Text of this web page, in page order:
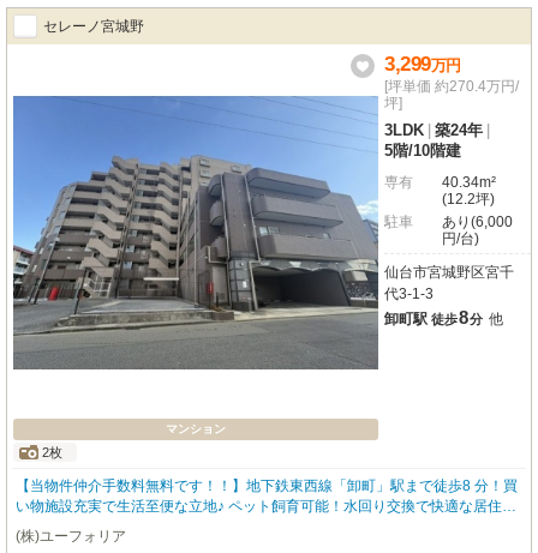
セレーノ宮城野
マンション
2枚
3,299万円
[坪単価 約270.4万円/
坪]
3LDK 築24年
5階/10階建
専有
40.34m²
(12.2坪)
駐車
あり(6,000
円/台)
仙台市宮城野区宮千
代3-1-3
卸町駅 徒歩8分 他
【当物件仲介手数料無料です！！】地下鉄東西線「卸町」駅まで徒歩8 分！買
い物施設充実で生活至便な立地♪ ペット飼育可能！水回り交換で快適な居住空
間の実現♪
(株)ユーフォリア